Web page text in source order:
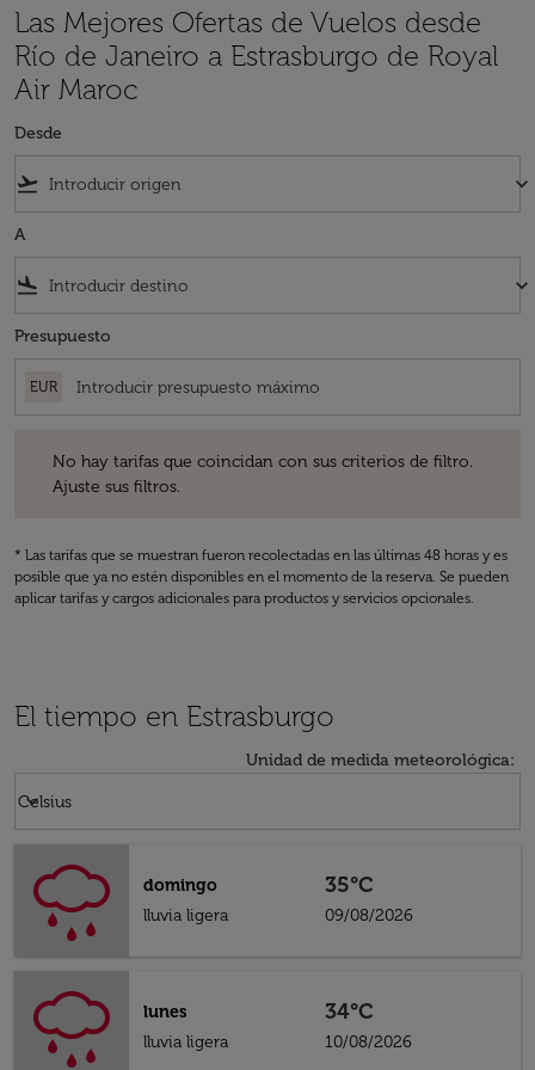
Las Mejores Ofertas de Vuelos desde
Río de Janeiro a Estrasburgo de Royal
Air Maroc
Desde
flight_takeoff keyboard_arrow_down
A
flight_land keyboard_arrow_down
Presupuesto
EUR
No hay tarifas que coincidan con sus criterios de filtro.
Ajuste sus filtros.
* Las tarifas que se muestran fueron recolectadas en las últimas 48 horas y es
posible que ya no estén disponibles en el momento de la reserva. Se pueden
aplicar tarifas y cargos adicionales para productos y servicios opcionales.
El tiempo en Estrasburgo
Unidad de medida meteorológica:
Celsius
keyboard_arrow_down
domingo
lluvia ligera
35°C
09/08/2026
lunes
lluvia ligera
34°C
10/08/2026